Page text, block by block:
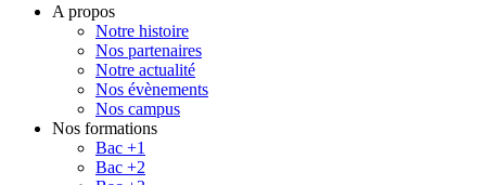
A propos
Notre histoire
Nos partenaires
Notre actualité
Nos évènements
Nos campus
Nos formations
Bac +1
Bac +2